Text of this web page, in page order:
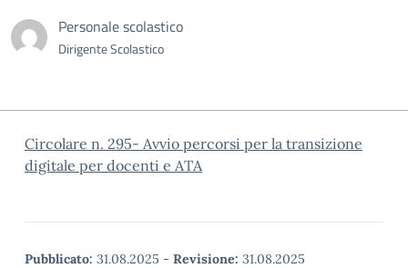
Personale scolastico
Dirigente Scolastico
Circolare n. 295- Avvio percorsi per la transizione
digitale per docenti e ATA
Pubblicato: 31.08.2025 - Revisione: 31.08.2025